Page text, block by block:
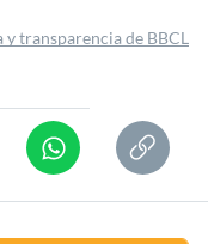
y transparencia de BBCL